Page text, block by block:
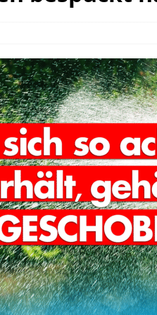
der
Die
halten
Flüge